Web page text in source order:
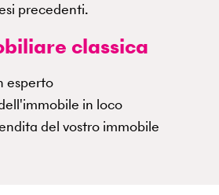
precedenti.
classica
esperto
in loco
del vostro immobile